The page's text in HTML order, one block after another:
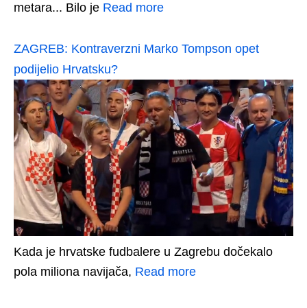
metara... Bilo je Read more
ZAGREB: Kontraverzni Marko Tompson opet
podijelio Hrvatsku?
Kada je hrvatske fudbalere u Zagrebu dočekalo
pola miliona navijača, Read more